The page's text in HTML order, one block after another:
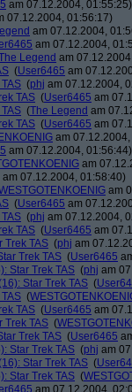
am 07.12.2004, 01:55:25)
07.12.2004, 01:56:17)
am 07.12.2004,
am 07.12.2004,
Legend am
(User6465 am
(phj am 07.12.2004,
TAS (User6465 am
(The Legend am
TAS (User6465 am
am
am 07.12.2004, 01:56:44)
am
am 07.12.2004, 01:58:40)
am
(User6465 am
(phj am 07.12.2004,
TAS (User6465 am
Trek TAS (phj am
Trek TAS (User6465
Star Trek TAS (phj am
Star Trek TAS (
(
TAS (User6465 am
Trek TAS (
Trek TAS (User6465
Star Trek TAS (phj am
Star Trek TAS (
Star Trek TAS (
am 07.12.2004,